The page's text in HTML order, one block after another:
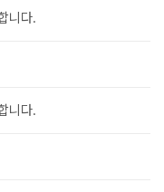
니다.
니다.